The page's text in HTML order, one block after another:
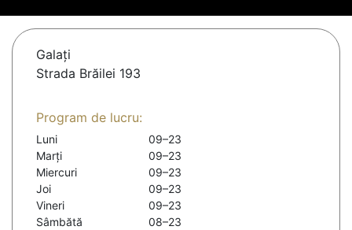
Galaţi
Strada Brăilei 193
Program de lucru:
Luni
09–23
Marți
09–23
Miercuri
09–23
Joi
09–23
Vineri
09–23
Sâmbătă
08–23